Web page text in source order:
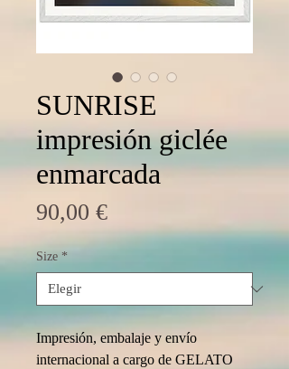
SUNRISE
impresión giclée
enmarcada
90,00 €Precio
Size *
Impresión, embalaje y envío
internacional a cargo de GELATO